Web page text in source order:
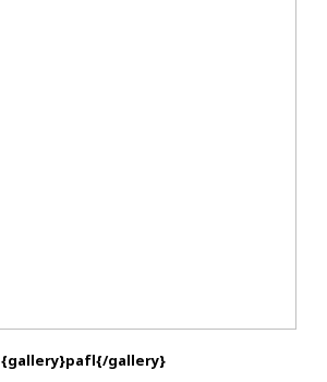
{gallery}pafl{/gallery}